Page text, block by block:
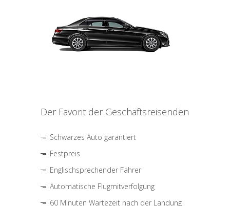
Der Favorit der Geschäftsreisenden
Schwarzes Auto garantiert
Festpreis
Englischsprechender Fahrer
Automatische Flugmitverfolgung
60 Minuten Wartezeit nach der Landung